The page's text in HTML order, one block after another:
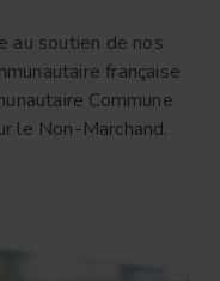
au soutien de nos
française
Commune
le Non-Marchand.